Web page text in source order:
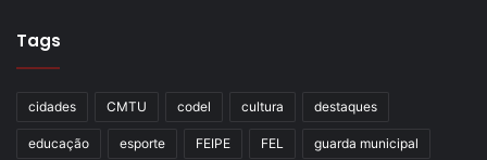
Tags
cidades CMTU codel cultura destaques
educação esporte FEIPE FEL guarda municipal